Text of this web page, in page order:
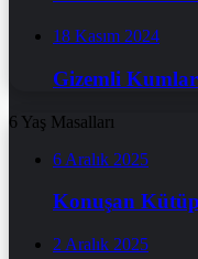
18 Kasım 2024
Gizemli
6 Yaş Masalları
6 Aralık 2025
Konuşan
2 Aralık 2025